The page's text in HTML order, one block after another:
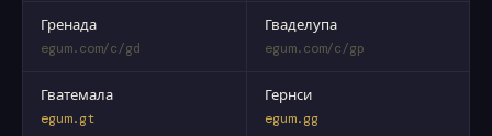
Гренада
egum.com/c/gd
Гваделупа
egum.com/c/gp
Гватемала
egum.gt
Гернси
egum.gg